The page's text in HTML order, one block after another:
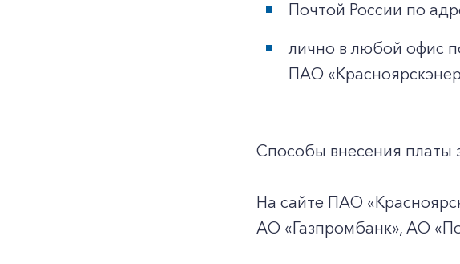
Почтой России по
лично в любой офис
ПАО
Способы внесения платы
На сайте ПАО
АО «Газпромбанк», АО